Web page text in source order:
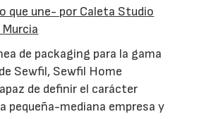
que une- por Caleta Studio
de packaging para la gama
Sewfil, Sewfil Home
de definir el carácter
pequeña-mediana empresa y